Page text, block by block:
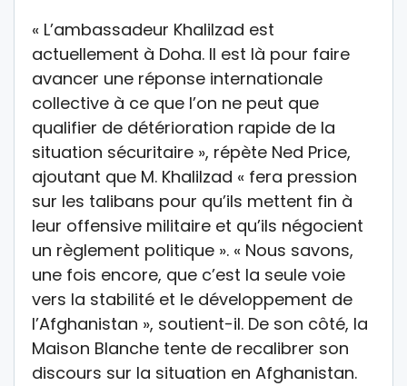
« L’ambassadeur Khalilzad est
actuellement à Doha. Il est là pour faire
avancer une réponse internationale
collective à ce que l’on ne peut que
qualifier de détérioration rapide de la
situation sécuritaire », répète Ned Price,
ajoutant que M. Khalilzad « fera pression
sur les talibans pour qu’ils mettent fin à
leur offensive militaire et qu’ils négocient
un règlement politique ». « Nous savons,
une fois encore, que c’est la seule voie
vers la stabilité et le développement de
l’Afghanistan », soutient-il. De son côté, la
Maison Blanche tente de recalibrer son
discours sur la situation en Afghanistan.